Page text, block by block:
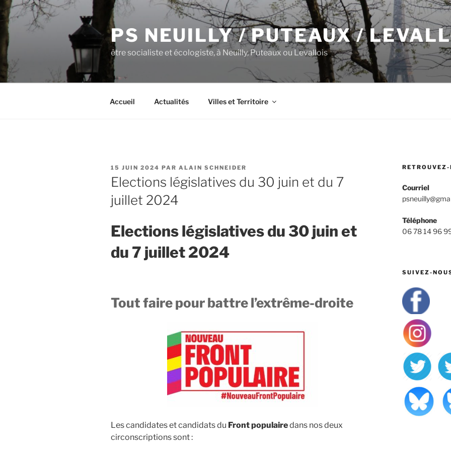
Aller
au
contenu
principal
PS NEUILLY / PUTEAUX /
être socialiste et écologiste, à Neuilly, Puteaux ou Levallois
Accueil Actualités Villes et Territoire
PUBLIÉ
LE
15 JUIN 2024 PAR ALAIN SCHNEIDER
Elections législatives du 30 juin et du 7
juillet 2024
Elections législatives du 30 juin et
du 7 juillet 2024
Tout faire pour battre l’extrême-droite
Les candidates et candidats du Front populairedans nos deux
circonscriptions sont :
RETROUVEZ-
Courriel
Téléphone
06 78 14 96
SUIVEZ-